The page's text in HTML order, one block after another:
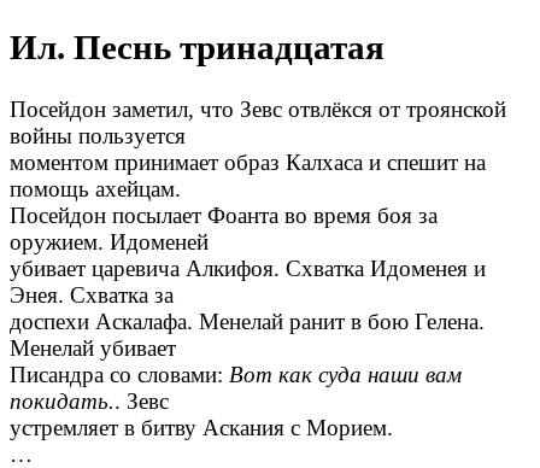
Ил. Песнь тринадцатая
Посейдон заметил, что Зевс отвлёкся от троянской
войны пользуется
моментом принимает образ Калхаса и спешит на
помощь ахейцам.
Посейдон посылает Фоанта во время боя за
оружием. Идоменей
убивает царевича Алкифоя. Схватка Идоменея и
Энея. Схватка за
доспехи Аскалафа. Менелай ранит в бою Гелена.
Менелай убивает
Писандра со словами: Вот как суда наши вам
покидать.. Зевс
устремляет в битву Аскания с Морием.
…